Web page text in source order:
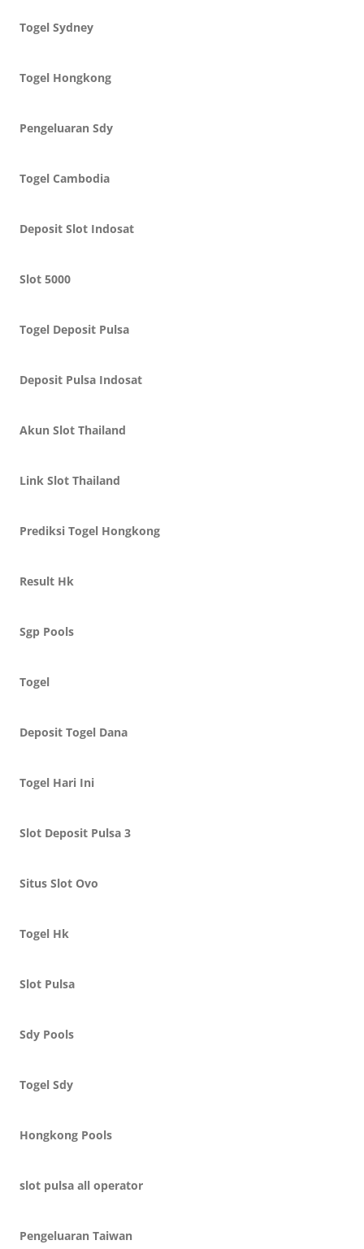
Togel Sydney
Togel Hongkong
Pengeluaran Sdy
Togel Cambodia
Deposit Slot Indosat
Slot 5000
Togel Deposit Pulsa
Deposit Pulsa Indosat
Akun Slot Thailand
Link Slot Thailand
Prediksi Togel Hongkong
Result Hk
Sgp Pools
Togel
Deposit Togel Dana
Togel Hari Ini
Slot Deposit Pulsa 3
Situs Slot Ovo
Togel Hk
Slot Pulsa
Sdy Pools
Togel Sdy
Hongkong Pools
slot pulsa all operator
Pengeluaran Taiwan